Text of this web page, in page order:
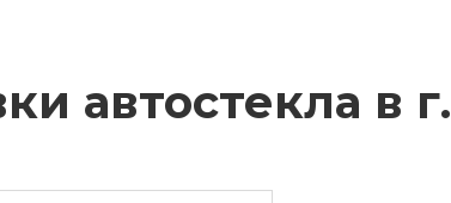
автостекла в г.